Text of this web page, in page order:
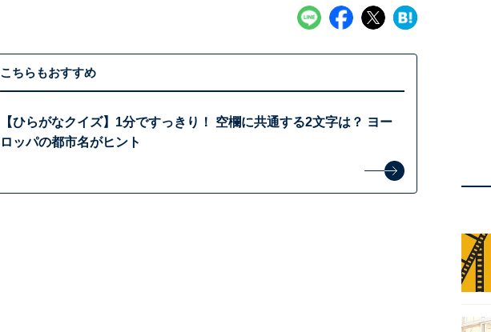
こちらもおすすめ
【ひらがなクイズ】1分ですっきり！ 空欄に共通する2文字は？ ヨー
ロッパの都市名がヒント